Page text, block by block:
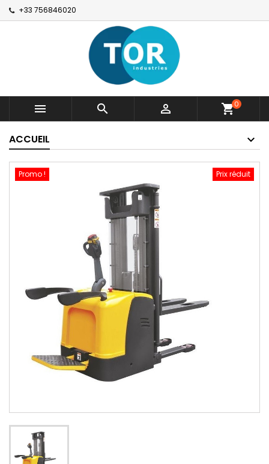
+33 756846020
   shopping_cart0
ACCUEIL
Promo ! Prix réduit